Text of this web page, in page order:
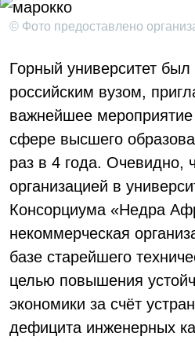
© Фото предоставлено
Горный университет
российским вузом,
важнейшее
сфере высшего
раз в 4 года. Очевидно,
организацией в
Консорциума «Недра
некоммерческая
базе старейшего
целью повышения
экономики за счёт
дефицита инженерных